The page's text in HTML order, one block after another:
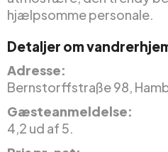
hjælpsomme personale.
Detaljer om
Adresse:
Bernstorffstraße 98,
Gæsteanmeldelse:
4,2 ud af 5.